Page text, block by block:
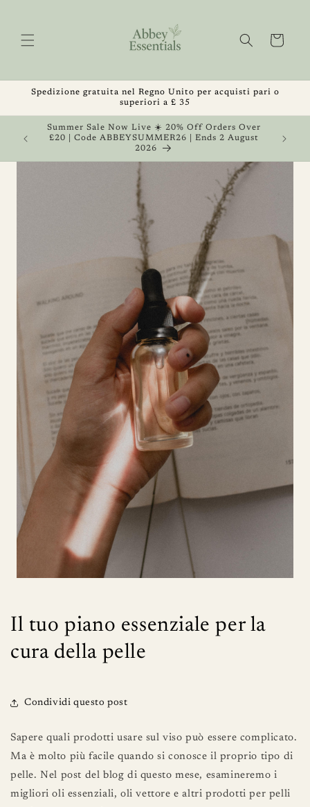
Carrello
Spedizione gratuita nel Regno Unito per acquisti pari o
superiori a £ 35
Summer Sale Now Live ☀️ 20% Off Orders Over
£20 | Code ABBEYSUMMER26 | Ends 2 August
2026
Il tuo piano essenziale per la
cura della pelle
Condividi questo post
Sapere quali prodotti usare sul viso può essere complicato.
Ma è molto più facile quando si conosce il proprio tipo di
pelle. Nel post del blog di questo mese, esamineremo i
migliori oli essenziali, oli vettore e altri prodotti per pelli